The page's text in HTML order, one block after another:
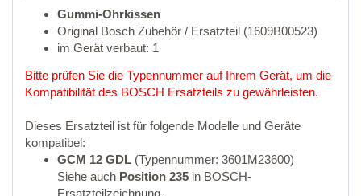
Gummi-Ohrkissen
Original Bosch Zubehör / Ersatzteil (1609B00523)
im Gerät verbaut: 1
Bitte prüfen Sie die Typennummer auf Ihrem Gerät, um die
Kompatibilität des BOSCH Ersatzteils zu gewährleisten.
Dieses Ersatzteil ist für folgende Modelle und Geräte
kompatibel:
GCM 12 GDL (Typennummer: 3601M23600)
Siehe auch Position 235 in BOSCH-
Ersatzteilzeichnung.